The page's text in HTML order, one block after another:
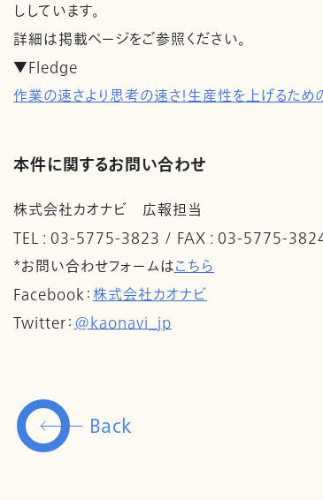
ししています。
詳細は掲載ページをご参照ください。
▼Fledge
作業の速さより思考の速さ！生産性を上げるた
本件に関するお問い合わせ
株式会社カオナビ 広報担当
TEL : 03-5775-3823 / FAX : 03-5775-
*お問い合わせフォームはこちら
Facebook：株式会社カオナビ
Twitter：@kaonavi_jp
Back